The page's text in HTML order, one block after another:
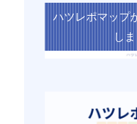
ハツレポマップ
し